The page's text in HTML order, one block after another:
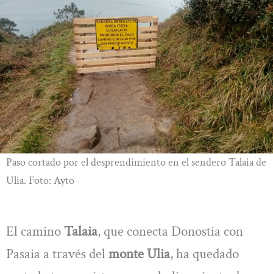
Paso cortado por el desprendimiento en el sendero Talaia de
Ulia. Foto: Ayto
El caminoTalaia, que conecta Donostia con
Pasaia a través del monte Ulia, ha quedado